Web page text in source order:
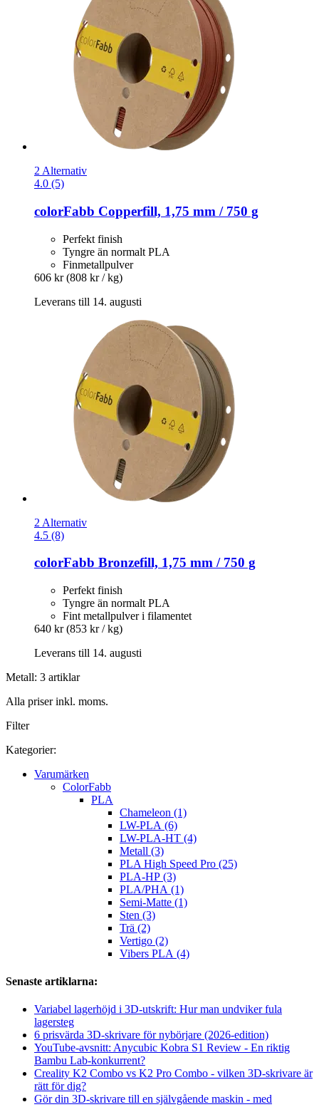
2 Alternativ
4.0 (5)
colorFabb Copperfill, 1,75 mm / 750 g
Perfekt finish
Tyngre än normalt PLA
Finmetallpulver
606 kr (808 kr / kg)
Leverans till 14. augusti
2 Alternativ
4.5 (8)
colorFabb Bronzefill, 1,75 mm / 750 g
Perfekt finish
Tyngre än normalt PLA
Fint metallpulver i filamentet
640 kr (853 kr / kg)
Leverans till 14. augusti
Metall: 3 artiklar
Alla priser inkl. moms.
Filter
Kategorier:
Varumärken
ColorFabb
PLA
Chameleon (1)
LW-PLA (6)
LW-PLA-HT (4)
Metall (3)
PLA High Speed ​​​​Pro (25)
PLA-HP (3)
PLA/PHA (1)
Semi-Matte (1)
Sten (3)
Trä (2)
Vertigo (2)
Vibers PLA (4)
Senaste artiklarna:
Variabel lagerhöjd i 3D-utskrift: Hur man undviker fula
lagersteg
6 prisvärda 3D-skrivare för nybörjare (2026-edition)
YouTube-avsnitt: Anycubic Kobra S1 Review - En riktig
Bambu Lab-konkurrent?
Creality K2 Combo vs K2 Pro Combo - vilken 3D-skrivare är
rätt för dig?
Gör din 3D-skrivare till en självgående maskin - med